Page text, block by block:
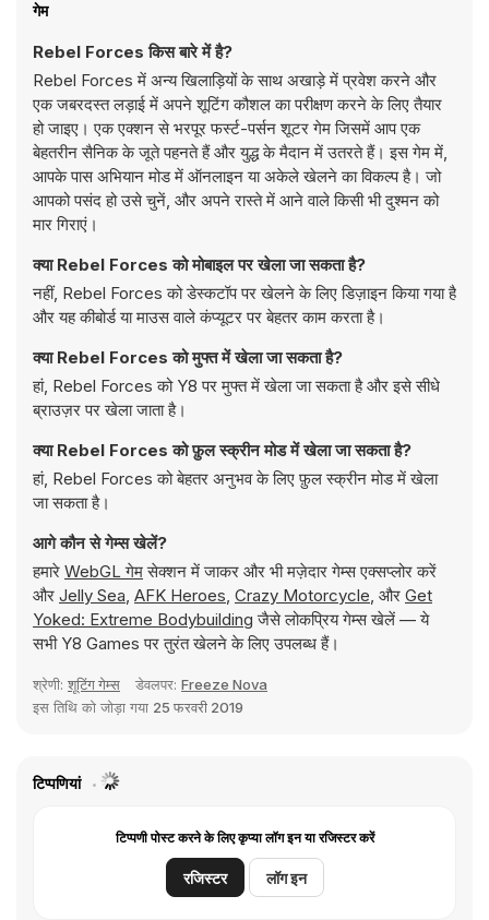
गेम
Rebel Forces किस बारे में है?
Rebel Forces में अन्य खिलाड़ियों के साथ अखाड़े में प्रवेश करने और
एक जबरदस्त लड़ाई में अपने शूटिंग कौशल का परीक्षण करने के लिए तैयार
हो जाइए। एक एक्शन से भरपूर फर्स्ट-पर्सन शूटर गेम जिसमें आप एक
बेहतरीन सैनिक के जूते पहनते हैं और युद्ध के मैदान में उतरते हैं। इस गेम में,
आपके पास अभियान मोड में ऑनलाइन या अकेले खेलने का विकल्प है। जो
आपको पसंद हो उसे चुनें, और अपने रास्ते में आने वाले किसी भी दुश्मन को
मार गिराएं।
क्या Rebel Forces को मोबाइल पर खेला जा सकता है?
नहीं, Rebel Forces को डेस्कटॉप पर खेलने के लिए डिज़ाइन किया गया है
और यह कीबोर्ड या माउस वाले कंप्यूटर पर बेहतर काम करता है।
क्या Rebel Forces को मुफ्त में खेला जा सकता है?
हां, Rebel Forces को Y8 पर मुफ्त में खेला जा सकता है और इसे सीधे
ब्राउज़र पर खेला जाता है।
क्या Rebel Forces को फ़ुल स्क्रीन मोड में खेला जा सकता है?
हां, Rebel Forces को बेहतर अनुभव के लिए फ़ुल स्क्रीन मोड में खेला
जा सकता है।
आगे कौन से गेम्स खेलें?
हमारे WebGL गेमसेक्शन में जाकर और भी मज़ेदार गेम्स एक्सप्लोर करें
और Jelly Sea, AFK Heroes, Crazy Motorcycle, और Get
Yoked: Extreme Bodybuilding जैसे लोकप्रिय गेम्स खेलें — ये
सभी Y8 Games पर तुरंत खेलने के लिए उपलब्ध हैं।
श्रेणी: शूटिंग गेम्स डेवलपर: Freeze Nova
इस तिथि को जोड़ा गया 25 फरवरी 2019
टिप्पणियां
टिप्पणी पोस्ट करने के लिए कृप्या लॉग इन या रजिस्टर करें
रजिस्टर लॉग इन